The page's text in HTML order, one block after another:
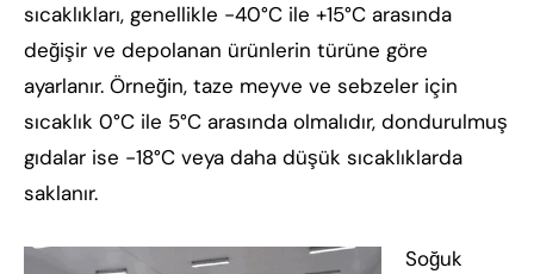
sıcaklıkları, genellikle -40°C ile +15°C arasında
değişir ve depolanan ürünlerin türüne göre
ayarlanır. Örneğin, taze meyve ve sebzeler için
sıcaklık 0°C ile 5°C arasında olmalıdır, dondurulmuş
gıdalar ise -18°C veya daha düşük sıcaklıklarda
saklanır.
Soğuk